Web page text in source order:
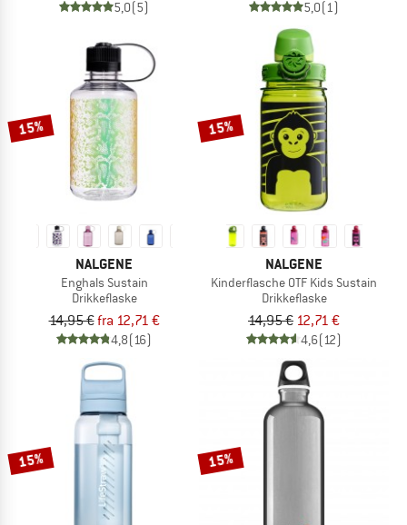
5,0(5) 5,0(1)
15%
NALGENE
Enghals Sustain
Drikkeflaske
14,95 €fra 12,71 €
4,8(16)
15%
NALGENE
Kinderflasche OTF Kids Sustain
Drikkeflaske
14,95 € 12,71 €
4,6(12)
15% 15%